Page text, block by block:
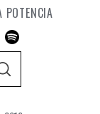
POTENCIA
S